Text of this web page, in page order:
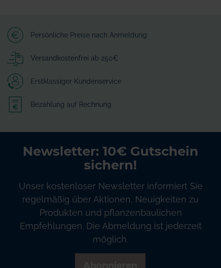
Persönliche Preise nach Anmeldung
Versandkostenfrei ab 250€
Erstklassiger Kundenservice
Bezahlung auf Rechnung
Newsletter: 10€ Gutschein
sichern!
Unser kostenloser Newsletter informiert Sie
regelmäßig über Aktionen, Neuigkeiten zu
Produkten und pflanzenbaulichen
Empfehlungen. Die Abmeldung ist jederzeit
möglich.